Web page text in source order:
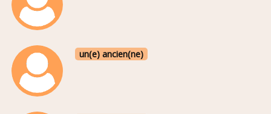
un(e) ancien(ne)